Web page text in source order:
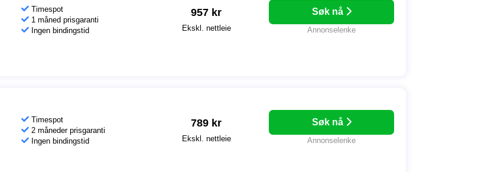
Timespot
1 måned prisgaranti
Ingen bindingstid
957 kr
Ekskl. nettleie
Søk nå
Annonselenke
Timespot
2 måneder prisgaranti
Ingen bindingstid
789 kr
Ekskl. nettleie
Søk nå
Annonselenke